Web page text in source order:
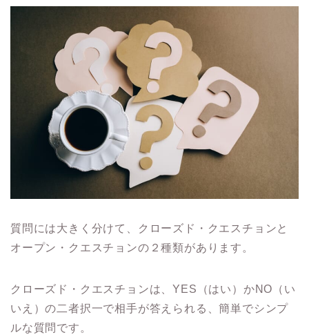
質問には大きく分けて、クローズド・クエスチョンと
オープン・クエスチョンの２種類があります。
クローズド・クエスチョンは、YES（はい）かNO（い
いえ）の二者択一で相手が答えられる、簡単でシンプ
ルな質問です。